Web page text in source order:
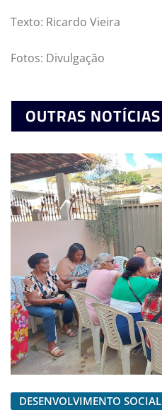
Texto: Ricardo Vieira
Fotos: Divulgação
OUTRAS NOTÍCIAS
DESENVOLVIMENTO SOCIAL